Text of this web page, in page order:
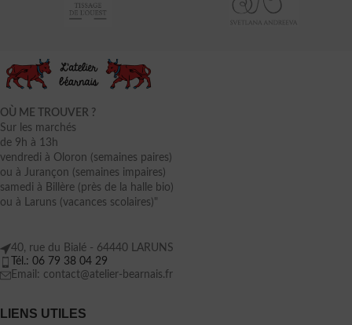
OÙ ME TROUVER ?
Sur les marchés
de 9h à 13h
vendredi à Oloron (semaines paires)
ou à Jurançon (semaines impaires)
samedi à Billère (près de la halle bio)
ou à Laruns (vacances scolaires)"
40, rue du Bialé - 64440 LARUNS
Tél.: 06 79 38 04 29
Email: contact@atelier-bearnais.fr
LIENS UTILES